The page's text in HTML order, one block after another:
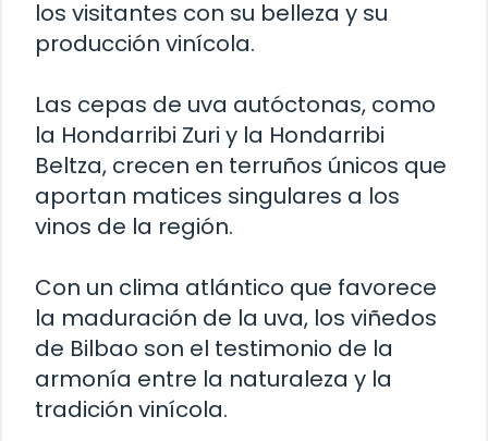
los visitantes con su belleza y su
producción vinícola.
Las cepas de uva autóctonas, como
la Hondarribi Zuri y la Hondarribi
Beltza, crecen en terruños únicos que
aportan matices singulares a los
vinos de la región.
Con un clima atlántico que favorece
la maduración de la uva, los viñedos
de Bilbao son el testimonio de la
armonía entre la naturaleza y la
tradición vinícola.